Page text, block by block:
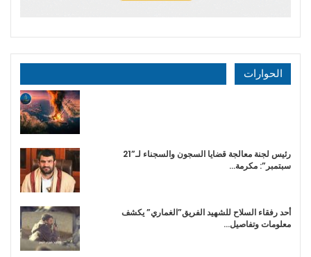
الحوارات
رئيس لجنة معالجة قضايا السجون والسجناء لـ”21
سبتمبر”: مكرمة…
أحد رفقاء السلاح للشهيد الفريق”الغماري” يكشف
معلومات وتفاصيل…